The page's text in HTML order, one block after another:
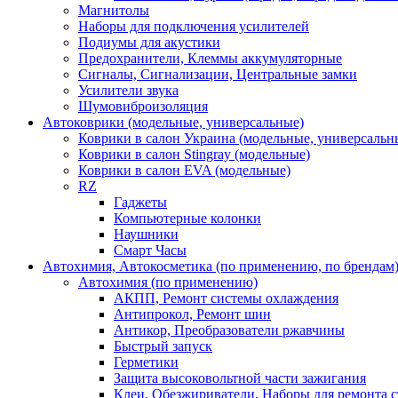
Магнитолы
Наборы для подключения усилителей
Подиумы для акустики
Предохранители, Клеммы аккумуляторные
Сигналы, Сигнализации, Центральные замки
Усилители звука
Шумовиброизоляция
Автоковрики (модельные, универсальные)
Коврики в салон Украина (модельные,
Коврики в салон Stingray (модельные)
Коврики в салон EVA (модельные)
RZ
Гаджеты
Компьютерные колонки
Наушники
Смарт Часы
Автохимия, Автокосметика (по применению, по брендам)
Автохимия (по применению)
АКПП, Ремонт системы охлаждения
Антипрокол, Ремонт шин
Антикор, Преобразователи ржавчины
Быстрый запуск
Герметики
Защита высоковольтной части зажигания
Клеи, Обезжириватели, Наборы для ремонта